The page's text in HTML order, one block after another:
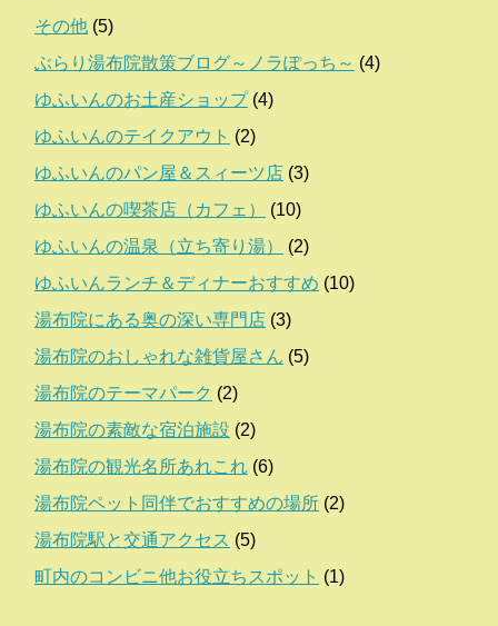
その他 (5)
ぶらり湯布院散策ブログ～ノラぽっち～ (4)
ゆふいんのお土産ショップ(4)
ゆふいんのテイクアウト (2)
ゆふいんのパン屋＆スィーツ店 (3)
ゆふいんの喫茶店（カフェ）
(10)
ゆふいんの温泉（立ち寄り湯）
(2)
ゆふいんランチ＆ディナーおすすめ (10)
湯布院にある奥の深い専門店 (3)
湯布院のおしゃれな雑貨屋さん (5)
湯布院のテーマパーク (2)
湯布院の素敵な宿泊施設 (2)
湯布院の観光名所あれこれ (6)
湯布院ペット同伴でおすすめの場所 (2)
湯布院駅と交通アクセス (5)
町内のコンビニ他お役立ちスポット (1)